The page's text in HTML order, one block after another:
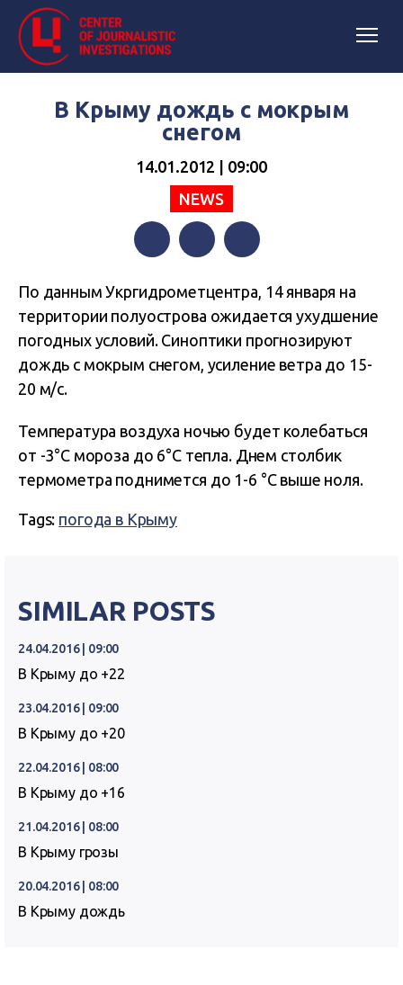
В Крыму дождь с мокрым
снегом
14.01.2012 | 09:00
NEWS
По данным Укргидрометцентра, 14 января на
территории полуострова ожидается ухудшение
погодных условий. Синоптики прогнозируют
дождь с мокрым снегом, усиление ветра до 15-
20 м/с.
Температура воздуха ночью будет колебаться
от -3°C мороза до 6°C тепла. Днем столбик
термометра поднимется до 1-6 °C выше ноля.
Tags: погода в Крыму
SIMILAR POSTS
24.04.2016 | 09:00
В Крыму до +22
23.04.2016 | 09:00
В Крыму до +20
22.04.2016 | 08:00
В Крыму до +16
21.04.2016 | 08:00
В Крыму грозы
20.04.2016 | 08:00
В Крыму дождь